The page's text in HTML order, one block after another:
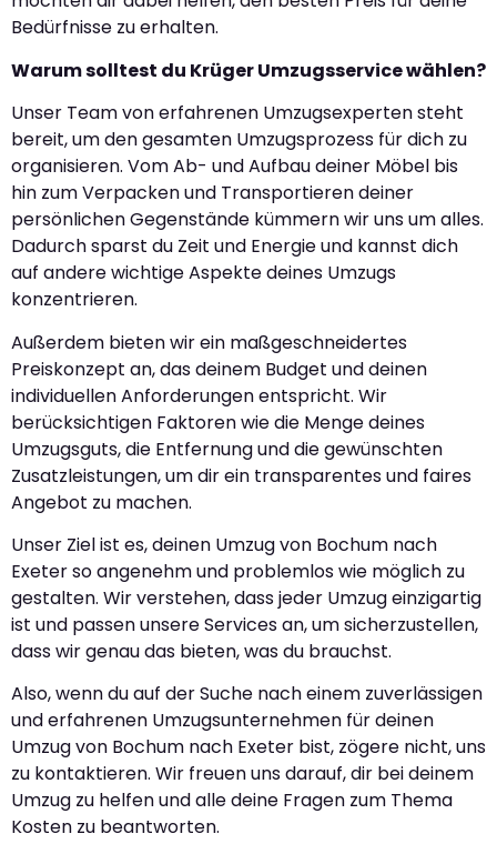
Bedürfnisse zu erhalten.
Warum solltest du Krüger Umzugsservice wählen?
Unser Team von erfahrenen Umzugsexperten steht
bereit, um den gesamten Umzugsprozess für dich zu
organisieren. Vom Ab- und Aufbau deiner Möbel bis
hin zum Verpacken und Transportieren deiner
persönlichen Gegenstände kümmern wir uns um alles.
Dadurch sparst du Zeit und Energie und kannst dich
auf andere wichtige Aspekte deines Umzugs
konzentrieren.
Außerdem bieten wir ein maßgeschneidertes
Preiskonzept an, das deinem Budget und deinen
individuellen Anforderungen entspricht. Wir
berücksichtigen Faktoren wie die Menge deines
Umzugsguts, die Entfernung und die gewünschten
Zusatzleistungen, um dir ein transparentes und faires
Angebot zu machen.
Unser Ziel ist es, deinen Umzug von Bochum nach
Exeter so angenehm und problemlos wie möglich zu
gestalten. Wir verstehen, dass jeder Umzug einzigartig
ist und passen unsere Services an, um sicherzustellen,
dass wir genau das bieten, was du brauchst.
Also, wenn du auf der Suche nach einem zuverlässigen
und erfahrenen Umzugsunternehmen für deinen
Umzug von Bochum nach Exeter bist, zögere nicht, uns
zu kontaktieren. Wir freuen uns darauf, dir bei deinem
Umzug zu helfen und alle deine Fragen zum Thema
Kosten zu beantworten.